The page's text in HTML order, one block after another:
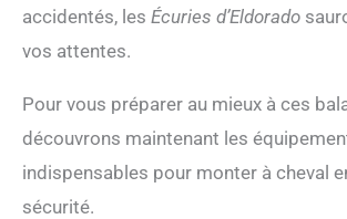
accidentés, les Écuries d’Eldorado
vos attentes.
Pour vous préparer au mieux à ces
découvrons maintenant les
indispensables pour monter à cheval
sécurité.